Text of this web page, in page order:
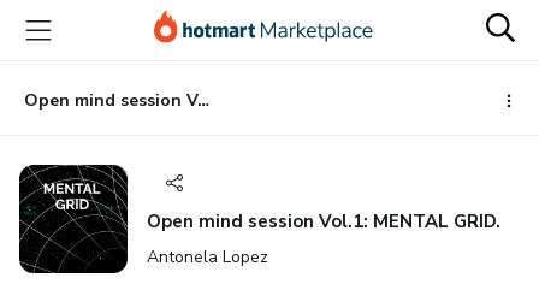
principal
página
de
página
Open mind session Vol.1: MENTAL GRID.
Open mind session Vol.1: MENTAL GRID.
Antonela Lopez